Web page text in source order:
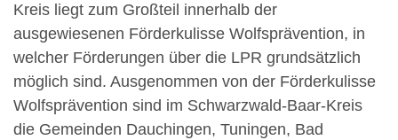
Kreis liegt zum Großteil innerhalb der
ausgewiesenen Förderkulisse Wolfsprävention, in
welcher Förderungen über die LPR grundsätzlich
möglich sind. Ausgenommen von der Förderkulisse
Wolfsprävention sind im Schwarzwald-Baar-Kreis
die Gemeinden Dauchingen, Tuningen, Bad